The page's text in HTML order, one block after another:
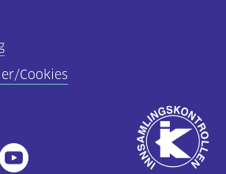
Cookies
Youtube
Godkjent
av